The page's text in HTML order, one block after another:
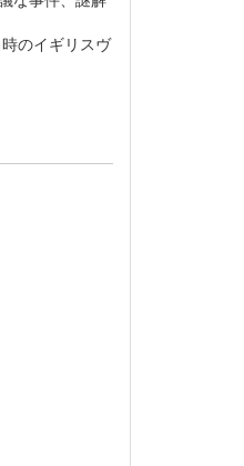
のイギリスヴ